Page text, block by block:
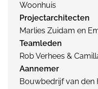
Woonhuis
Projectarchitecten
Marlies Zuidam en
Teamleden
Rob Verhees &
Aannemer
Bouwbedrijf van den